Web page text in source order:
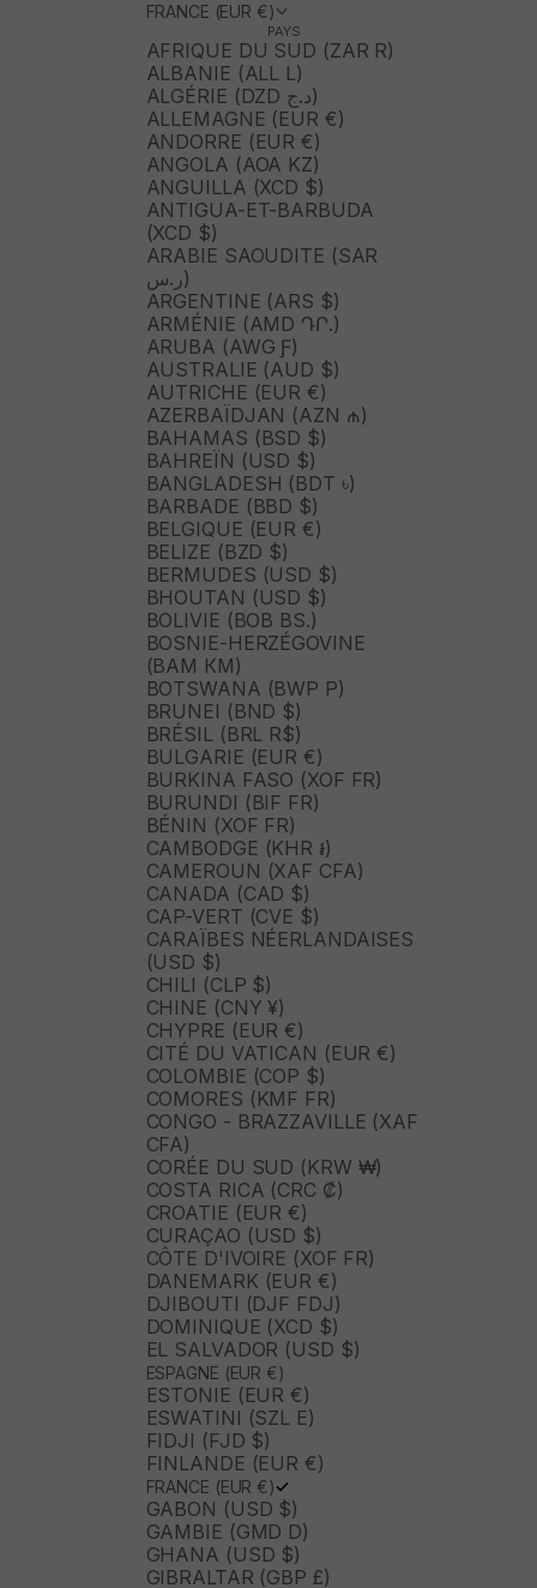
FRANCE (EUR €)
PAYS
AFRIQUE DU SUD (ZAR R)
ALBANIE (ALL L)
ALGÉRIE (DZD د.ج)
ALLEMAGNE (EUR €)
ANDORRE (EUR €)
ANGOLA (AOA KZ)
ANGUILLA (XCD $)
ANTIGUA-ET-BARBUDA
(XCD $)
ARABIE SAOUDITE (SAR
ر.س)
ARGENTINE (ARS $)
ARMÉNIE (AMD ԴՐ.)
ARUBA (AWG Ƒ)
AUSTRALIE (AUD $)
AUTRICHE (EUR €)
AZERBAÏDJAN (AZN ₼)
BAHAMAS (BSD $)
BAHREÏN (USD $)
BANGLADESH (BDT ৳)
BARBADE (BBD $)
BELGIQUE (EUR €)
BELIZE (BZD $)
BERMUDES (USD $)
BHOUTAN (USD $)
BOLIVIE (BOB BS.)
BOSNIE-HERZÉGOVINE
(BAM КМ)
BOTSWANA (BWP P)
BRUNEI (BND $)
BRÉSIL (BRL R$)
BULGARIE (EUR €)
BURKINA FASO (XOF FR)
BURUNDI (BIF FR)
BÉNIN (XOF FR)
CAMBODGE (KHR ៛)
CAMEROUN (XAF CFA)
CANADA (CAD $)
CAP-VERT (CVE $)
CARAÏBES NÉERLANDAISES
(USD $)
CHILI (CLP $)
CHINE (CNY ¥)
CHYPRE (EUR €)
CITÉ DU VATICAN (EUR €)
COLOMBIE (COP $)
COMORES (KMF FR)
CONGO - BRAZZAVILLE (XAF
CFA)
CORÉE DU SUD (KRW ₩)
COSTA RICA (CRC ₡)
CROATIE (EUR €)
CURAÇAO (USD $)
CÔTE D'IVOIRE (XOF FR)
DANEMARK (EUR €)
DJIBOUTI (DJF FDJ)
DOMINIQUE (XCD $)
EL SALVADOR (USD $)
ESPAGNE (EUR €)
ESTONIE (EUR €)
ESWATINI (SZL E)
FIDJI (FJD $)
FINLANDE (EUR €)
FRANCE (EUR €)
GABON (USD $)
GAMBIE (GMD D)
GHANA (USD $)
GIBRALTAR (GBP £)